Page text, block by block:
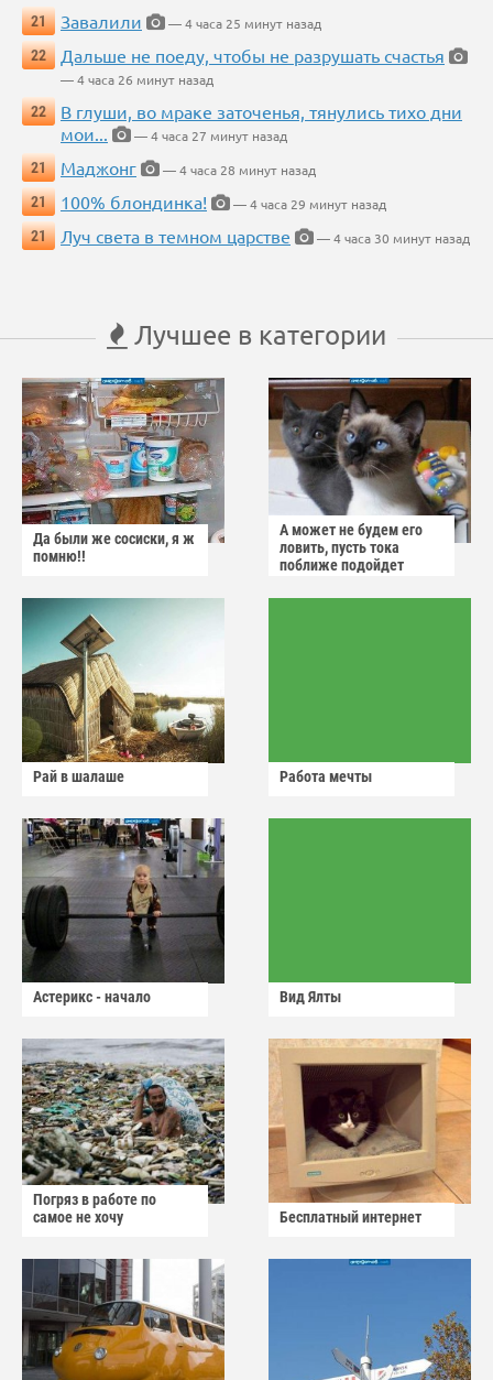
21
Завалили
— 4 часа 25 минут назад
22
Дальше не поеду, чтобы не разрушать счастья
— 4 часа 26 минут назад
22
В глуши, во мраке заточенья, тянулись тихо дни
мои...
— 4 часа 27 минут назад
21
Маджонг
— 4 часа 28 минут назад
21
100% блондинка!
— 4 часа 29 минут назад
21
Луч света в темном царстве — 4 часа 30 минут назад
Лучшее в категории
Да были же сосиски, я ж
помню!!
А может не будем его
ловить, пусть тока
поближе подойдет
Рай в шалаше Работа мечты
Астерикс - начало Вид Ялты
Погряз в работе по
самое не хочу
Бесплатный интернет